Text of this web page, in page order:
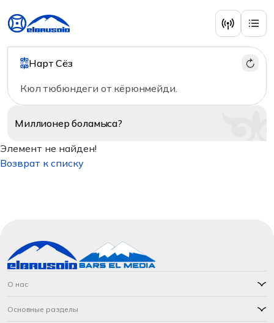
Нарт Сёз
Кюл тюбюндеги от кёрюнмейди.
Миллионерболамыса?
Элемент не найден!
Возврат к списку
О нас
Основные разделы